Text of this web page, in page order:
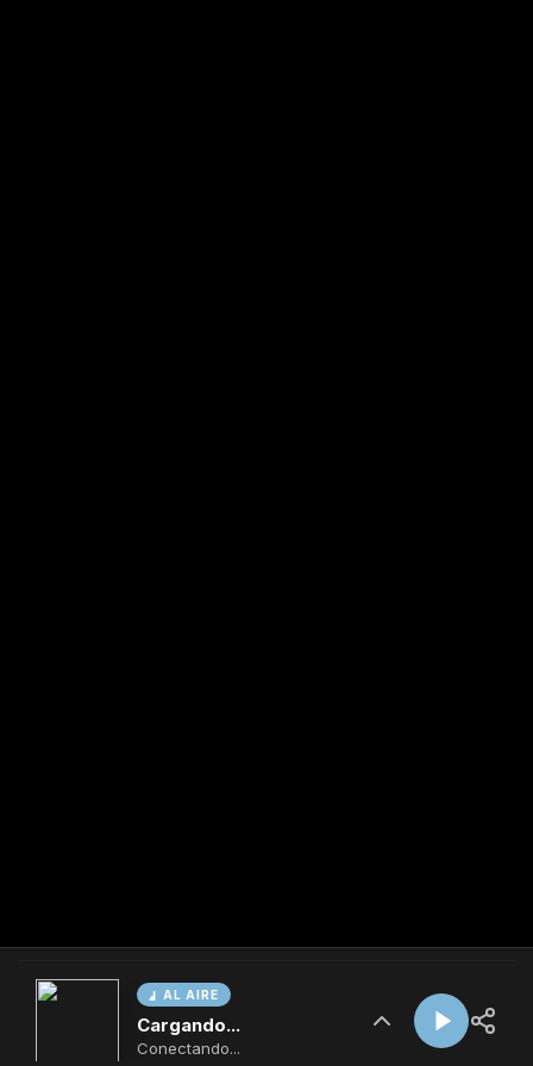
AL AIRE
Cargando...
Conectando...